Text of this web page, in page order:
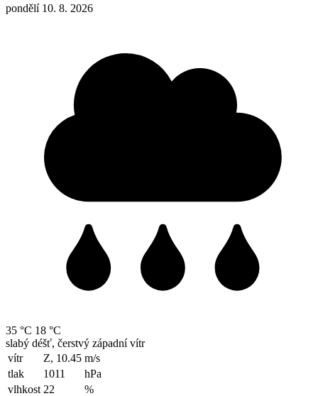
pondělí 10. 8. 2026
35 °C 18 °C
slabý déšť, čerstvý západní vítr
vítr
Z, 10.45 m/s
tlak
1011
hPa
vlhkost 22
%